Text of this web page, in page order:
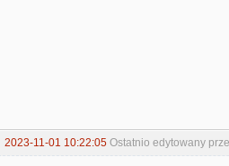
2023-11-01 10:22:05 Ostatnio edytowany